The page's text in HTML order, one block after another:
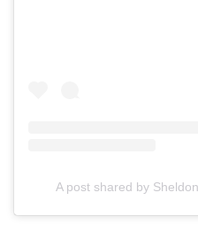
A post shared by